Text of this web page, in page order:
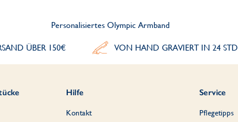
Personalisiertes Olympic Armband
ÜBER 150€ VON HAND GRAVIERT IN 24 STD
Hilfe
Kontakt
Service
Pflegetipps